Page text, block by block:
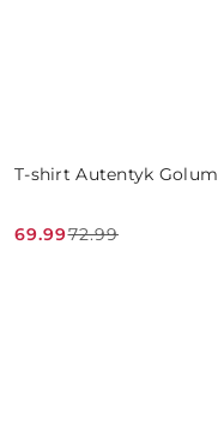
T-shirt Autentyk Golum
Cena
69.99
Cena
72.99